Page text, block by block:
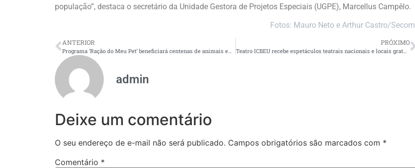
população”, destaca o secretário da Unidade Gestora de Projetos Especiais (UGPE), Marcellus Campêlo.
Fotos: Mauro Neto e Arthur Castro/Secom
ANTERIOR
Programa ‘Ração do Meu Pet’ beneficiará centenas de animais em Manaus, anuncia David Almeida
PRÓXIMO
Teatro ICBEU recebe espetáculos teatrais nacionais e locais gratuitos de terça a domingo
admin
Deixe um comentário
O seu endereço de e-mail não será publicado. Campos obrigatórios são marcados com *
Comentário *